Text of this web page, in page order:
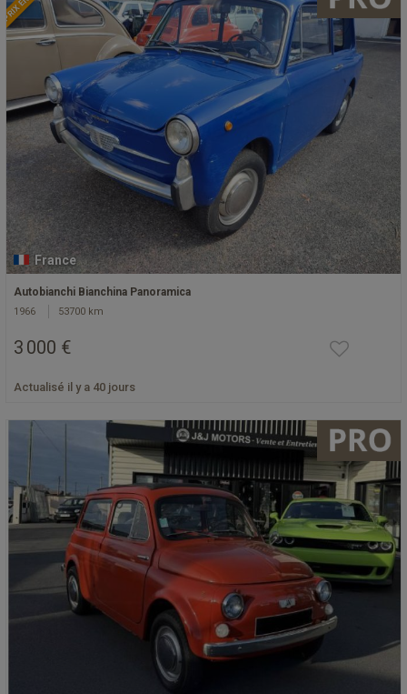
France
Autobianchi Bianchina Panoramica
1966 53700 km
3 000 €
Actualisé il y a 40 jours